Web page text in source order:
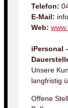
Telefon:
E-Mail:
Web:
iPersonal
Unsere
langfristig
Offene